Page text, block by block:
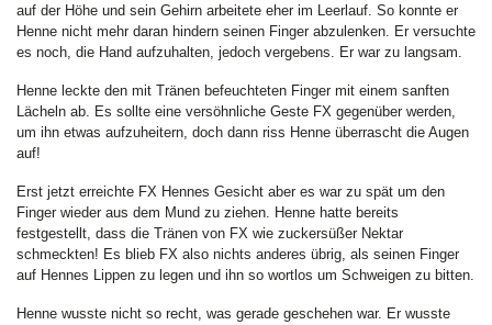
auf der Höhe und sein Gehirn arbeitete eher im Leerlauf. So konnte er
Henne nicht mehr daran hindern seinen Finger abzulenken. Er versuchte
es noch, die Hand aufzuhalten, jedoch vergebens. Er war zu langsam.
Henne leckte den mit Tränen befeuchteten Finger mit einem sanften
Lächeln ab. Es sollte eine versöhnliche Geste FX gegenüber werden,
um ihn etwas aufzuheitern, doch dann riss Henne überrascht die Augen
auf!
Erst jetzt erreichte FX Hennes Gesicht aber es war zu spät um den
Finger wieder aus dem Mund zu ziehen. Henne hatte bereits
festgestellt, dass die Tränen von FX wie zuckersüßer Nektar
schmeckten! Es blieb FX also nichts anderes übrig, als seinen Finger
auf Hennes Lippen zu legen und ihn so wortlos um Schweigen zu bitten.
Henne wusste nicht so recht, was gerade geschehen war. Er wusste